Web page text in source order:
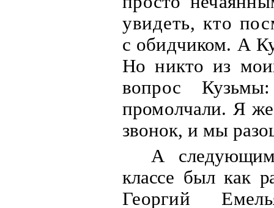
увидеть, кто
с обидчиком. А
Но никто из
вопрос
промолчали. Я
звонок, и мы
А
классе был как
Георгий